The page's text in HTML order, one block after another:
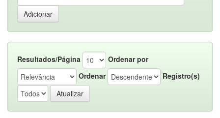
Resultados/Página
Ordenar por
Ordenar
Registro(s)